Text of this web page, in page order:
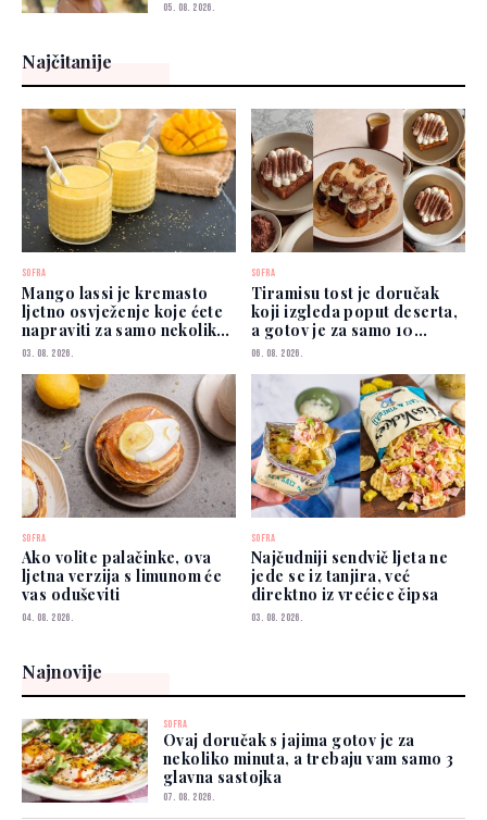
05. 08. 2026.
Najčitanije
SOFRA
Mango lassi je kremasto
ljetno osvježenje koje ćete
napraviti za samo nekoliko
minuta
03. 08. 2026.
SOFRA
Tiramisu tost je doručak
koji izgleda poput deserta,
a gotov je za samo 10
minuta
06. 08. 2026.
SOFRA
Ako volite palačinke, ova
ljetna verzija s limunom će
vas oduševiti
04. 08. 2026.
SOFRA
Najčudniji sendvič ljeta ne
jede se iz tanjira, već
direktno iz vrećice čipsa
03. 08. 2026.
Najnovije
SOFRA
Ovaj doručak s jajima gotov je za
nekoliko minuta, a trebaju vam samo 3
glavna sastojka
07. 08. 2026.